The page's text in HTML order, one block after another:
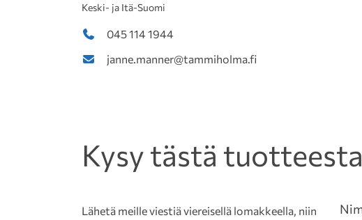
Keski- ja Itä-Suomi
045 114 1944
janne.manner@tammiholma.fi
Kysy tästä tuotteesta
Lähetä meille viestiä viereisellä lomakkeella, niin